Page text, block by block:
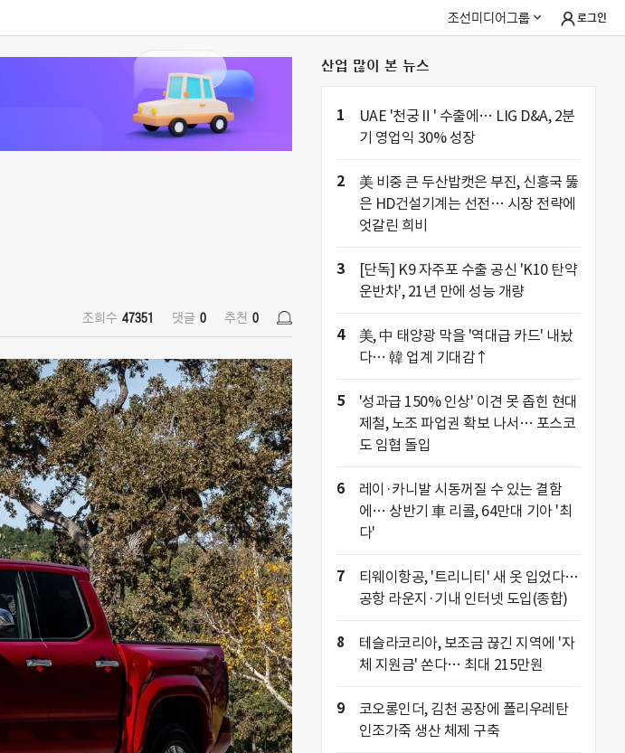
조선미디어그룹 로그인
조회수 47351 댓글 0 추천 0
산업 많이 본 뉴스